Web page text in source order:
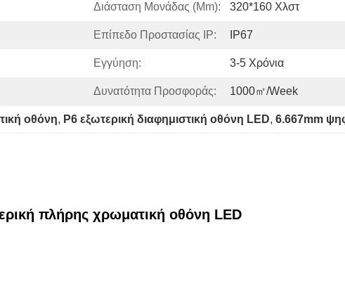
Διάσταση Μονάδας (mm): 320*160 Χλστ
Επίπεδο Προστασίας IP: IP67
Εγγύηση: 3-5 Χρόνια
Δυνατότητα Προσφοράς: 1000㎡/week
οθόνη, P6 εξωτερική διαφημιστική οθόνη LED, 6.667mm
πλήρης χρωματική οθόνη LED